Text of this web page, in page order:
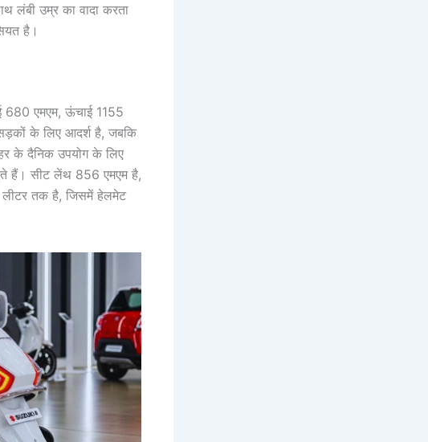
लंबी उम्र का वादा करता
है।
एमएम, ऊंचाई 1155
के लिए आदर्श है, जबकि
के दैनिक उपयोग के लिए
हैं। सीट लेंथ 856 एमएम है,
लीटर तक है, जिसमें हेलमेट